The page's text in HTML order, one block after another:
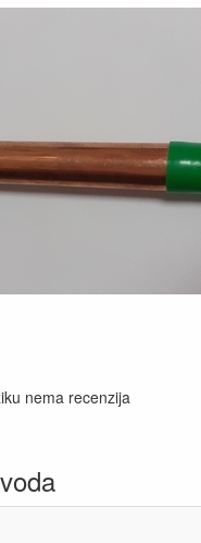
nema recenzija